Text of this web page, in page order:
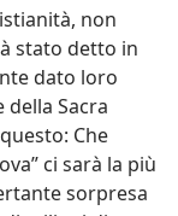
non
stato detto in
dato loro
della Sacra
Che
ci sarà la più
sorpresa